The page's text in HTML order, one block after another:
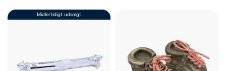
Midlertidigt udsolgt